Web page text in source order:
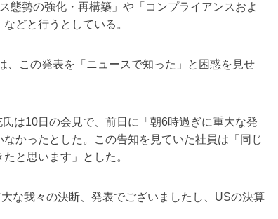
態勢の強化・再構築」や「コンプライアンスおよ
どと行うとしている。
この発表を「ニュースで知った」と困惑を見せ
は10日の会見で、前日に「朝6時過ぎに重大な発
かったとした。この告知を見ていた社員は「同じ
と思います」とした。
な我々の決断、発表でございましたし、USの決算